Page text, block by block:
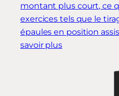
montant plus court, ce
exercices tels que le
épaules en position
savoir plus